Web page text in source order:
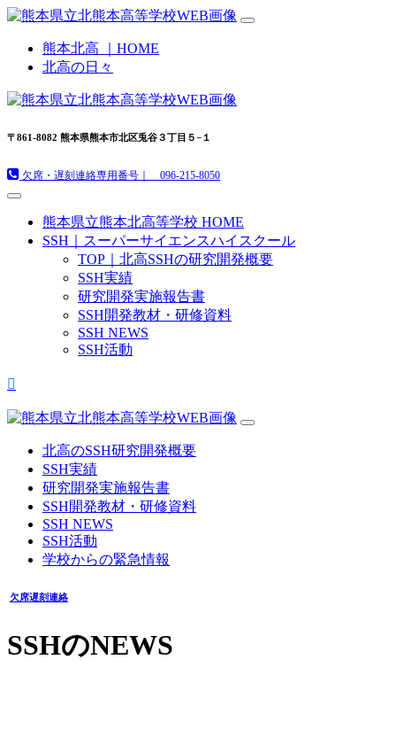
熊本北高 ｜HOME
北高の日々
〒861-8082 熊本県熊本市北区兎谷３丁目５−１
欠席・遅刻連絡専用番号｜ 096-215-8050
熊本県立熊本北高等学校 HOME
SSH｜スーパーサイエンスハイスクール
TOP｜北高SSHの研究開発概要
SSH実績
研究開発実施報告書
SSH開発教材・研修資料
SSH NEWS
SSH活動
北高のSSH研究開発概要
SSH実績
研究開発実施報告書
SSH開発教材・研修資料
SSH NEWS
SSH活動
学校からの緊急情報
欠席遅刻連絡
SSHのNEWS